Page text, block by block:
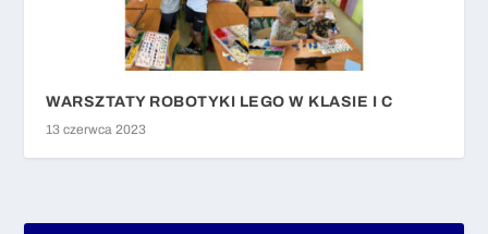
WARSZTATY ROBOTYKI LEGO W KLASIE I C
13 czerwca 2023